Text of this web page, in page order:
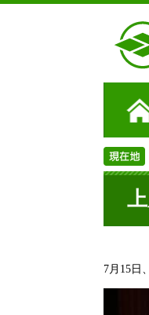
7月15日